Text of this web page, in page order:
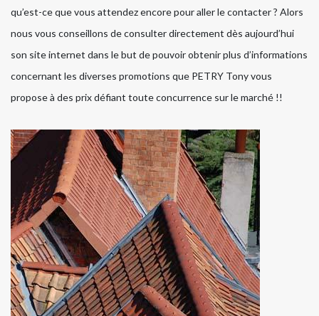
qu’est-ce que vous attendez encore pour aller le contacter ? Alors
nous vous conseillons de consulter directement dès aujourd’hui
son site internet dans le but de pouvoir obtenir plus d’informations
concernant les diverses promotions que PETRY Tony vous
propose à des prix défiant toute concurrence sur le marché !!